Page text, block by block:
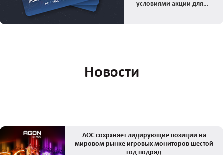
условиями акции для
Новости
AOC сохраняет лидирующие позиции на
мировом рынке игровых мониторов шестой
год подряд